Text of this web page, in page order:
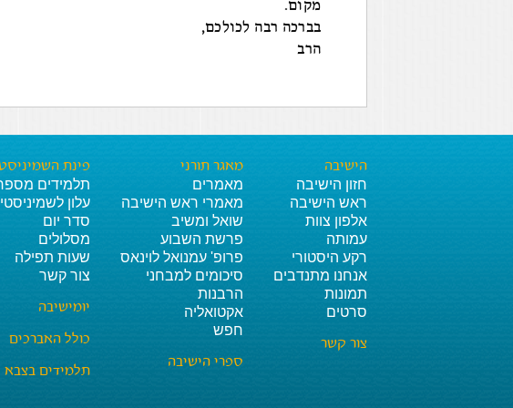
מקום.
בברכה רבה לכולכם,
הרב
הישיבה
חזון הישיבה
ראש הישיבה
אלפון צוות
עמותה
רקע היסטורי
אנחנו מתנדבים
תמונות
סרטים
צור קשר
מאגר תורני
מאמרים
מאמרי ראש הישיבה
שואל ומשיב
פרשת השבוע
פרופ' עמנואל לוינאס
סיכומים למבחני
הרבנות
אקטואליה
חפש
ספרי הישיבה
פינת
תלמידים
עלון
סדר יום
מסלולים
שעות תפילה
צור קשר
יומישיבה
כולל האברכים
תלמידים בצבא